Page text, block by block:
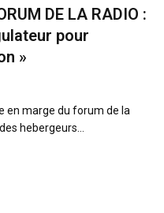
DE LA RADIO :
pour
»
en marge du forum de la
hebergeurs…